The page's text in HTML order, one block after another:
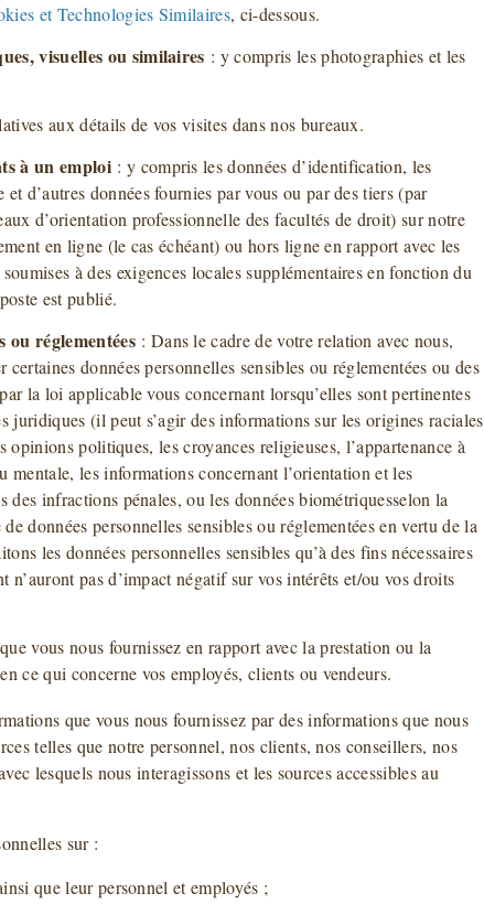
et Technologies Similaires, ci-dessous.
visuelles ou similaires : y compris les photographies et les
aux détails de vos visites dans nos bureaux.
à un emploi: y compris les données d’identification, les
d’autres données fournies par vous ou par des tiers (par
d’orientation professionnelle des facultés de droit) sur notre
en ligne (le cas échéant) ou hors ligne en rapport avec les
à des exigences locales supplémentaires en fonction du
est publié.
ou réglementées: Dans le cadre de votre relation avec nous,
données personnelles sensibles ou réglementées ou des
la loi applicable vous concernant lorsqu’elles sont pertinentes
juridiques (il peut s’agir des informations sur les origines raciales
opinions politiques, les croyances religieuses, l’appartenance à
mentale, les informations concernant l’orientation et les
des infractions pénales, ou les données biométriquesselon la
données personnelles sensibles ou réglementées en vertu de la
les données personnelles sensibles qu’à des fins nécessaires
n’auront pas d’impact négatif sur vos intérêts et/ou vos droits
vous nous fournissez en rapport avec la prestation ou la
ce qui concerne vos employés, clients ou vendeurs.
que vous nous fournissez par des informations que nous
telles que notre personnel, nos clients, nos conseillers, nos
lesquels nous interagissons et les sources accessibles au
sur :
que leur personnel et employés ;